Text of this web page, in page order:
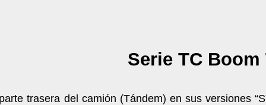
Serie TC Boom
trasera del camión (Tándem) en sus versiones